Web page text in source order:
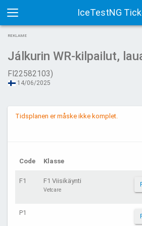
IceTestNG
Toggle
navigation
REKLAME
Jálkurin WR-kilpailut,
FI22582103)
14/06/2025
Tidsplanen er måske ikke komplet.
Code Klasse
F1 F1 Viisikäynti
Vetcare
P1